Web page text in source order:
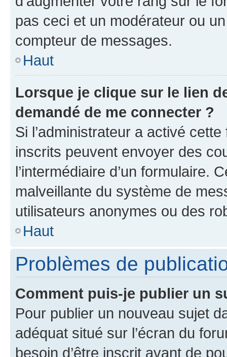
pas ceci et un modérateur ou
compteur de messages.
Haut
Lorsque je clique sur le lien
demandé de me connecter ?
Si l’administrateur a activé
inscrits peuvent envoyer des
l’intermédiaire d’un formulaire.
malveillante du système de
utilisateurs anonymes ou des
Haut
Problèmes de
Comment puis-je publier un
Pour publier un nouveau sujet
adéquat situé sur l’écran du
besoin d’être inscrit avant de